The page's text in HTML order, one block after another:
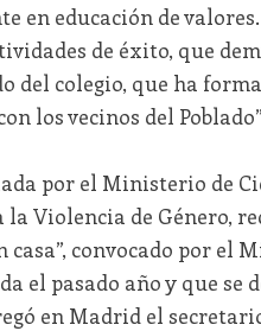
en educación de
de éxito, que
del colegio, que ha
los vecinos del
por el Ministerio de
Violencia de Género,
casa”, convocado por el
el pasado año y que se
en Madrid el